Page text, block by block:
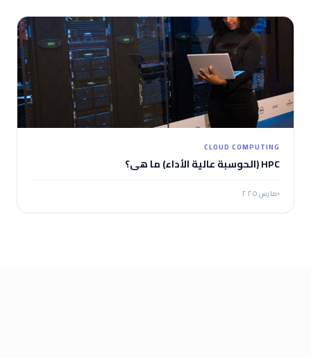
CLOUD COMPUTING
HPC (الحوسبة عالية الأداء) ما هي؟
مارس ٢٠٢٥